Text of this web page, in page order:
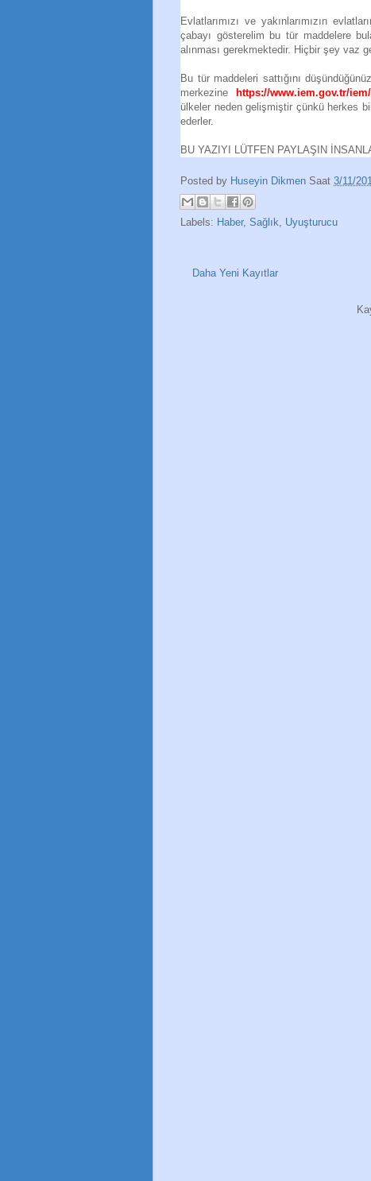
Evlatlarımızı ve yakınlarımızın
çabayı gösterelim bu tür maddelere
alınması gerekmektedir. Hiçbir şey vaz
Bu tür maddeleri sattığını
merkezine
https://www.iem.gov.tr/
ülkeler neden gelişmiştir çünkü herkes
ederler.
BU YAZIYI LÜTFEN PAYLAŞIN
Posted by Huseyin Dikmen Saat 3/11/
Labels: Haber, Sağlık, Uyuşturucu
Daha Yeni Kayıtlar